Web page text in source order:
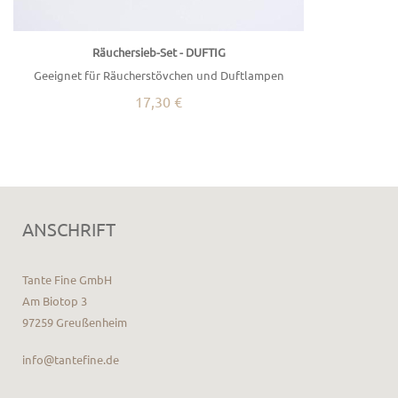
Räuchersieb-Set - DUFTIG
Geeignet für Räucherstövchen und Duftlampen
17,30 €
ANSCHRIFT
Tante Fine GmbH
Am Biotop 3
97259 Greußenheim
info@tantefine.de